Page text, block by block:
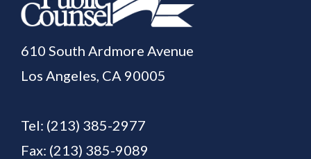
610 South Ardmore Avenue
Los Angeles, CA 90005
Tel: (213) 385-2977
Fax: (213) 385-9089